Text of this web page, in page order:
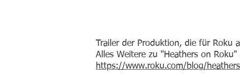
Trailer der Produktion, die für Roku
Alles Weitere zu "Heathers on Roku"
https://www.roku.com/blog/